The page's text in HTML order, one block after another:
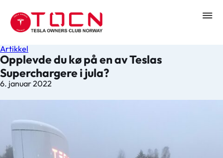
Opplevde du kø på en av Teslas
Superchargere i jula?
Artikkel
6. januar 2022